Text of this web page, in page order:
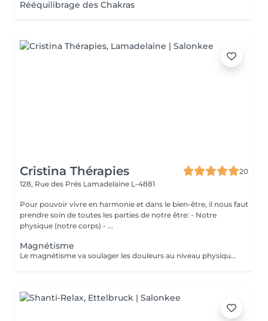
Rééquilibrage des Chakras
Cristina Thérapies
20
128, Rue des Prés Lamadelaine L-4881
Pour pouvoir vivre en harmonie et dans le bien-être, il nous faut
prendre soin de toutes les parties de notre être: - Notre
physique (notre corps) - ...
Magnétisme
Le magnétisme va soulager les douleurs au niveau physique: fibromyalgie, douleurs musculaires, mal de dos, sciatiques, douleurs au niveau des articulations, arthroses, migraines, problèmes de digestion, cicatrisation (après une opération par exemple) ... Il va agir en tant que coupe feu, sur brûlures physiques ou soulagement lors des séances de chimiothérapie ou radiothérapie... Ainsi que sur l'insomnie, le stress, l'angoisse, la dépression, la fatigue... Attention, les séances de magnétisme peuvent être pratiquées à titre préventif ou en accompagnement des soins médicaux, mais ne peuvent en aucun cas, se substituer aux traitements médicaux. Paiement sur place en espèces.